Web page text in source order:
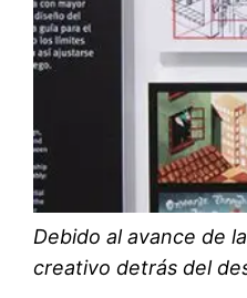
Debido al avance de
creativo detrás del